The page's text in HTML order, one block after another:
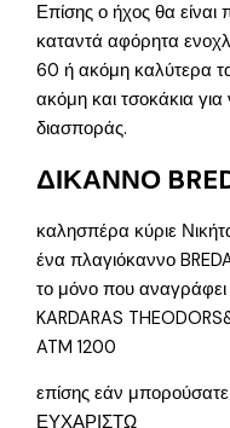
Επίσης ο ήχος θα είναι
καταντά αφόρητα
60 ή ακόμη καλύτερα
ακόμη και τσοκάκια
διασποράς.
ΔΙΚΑΝΝΟ
καλησπέρα κύριε
ένα πλαγιόκαννο
το μόνο που αναγράφει
KARDARAS
ATM 1200
επίσης εάν
ΕΥΧΑΡΙΣΤΩ